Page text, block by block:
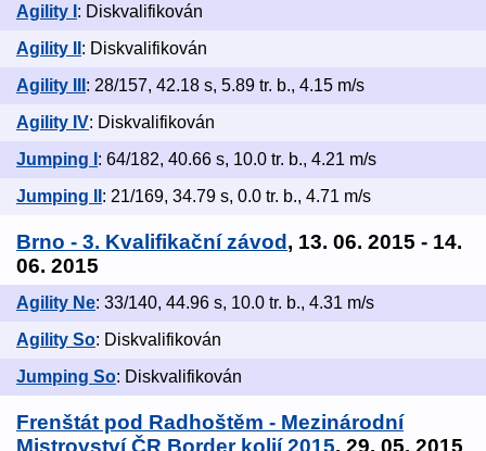
Agility I : Diskvalifikován
Agility II : Diskvalifikován
Agility III : 28/157, 42.18 s, 5.89 tr. b., 4.15 m/s
Agility IV: Diskvalifikován
Jumping I : 64/182, 40.66 s, 10.0 tr. b., 4.21 m/s
Jumping II : 21/169, 34.79 s, 0.0 tr. b., 4.71 m/s
Brno - 3. Kvalifikační závod, 13. 06. 2015 - 14.
06. 2015
Agility Ne: 33/140, 44.96 s, 10.0 tr. b., 4.31 m/s
Agility So: Diskvalifikován
Jumping So: Diskvalifikován
Frenštát pod Radhoštěm - Mezinárodní
Mistrovství ČR Border kolií 2015, 29. 05. 2015